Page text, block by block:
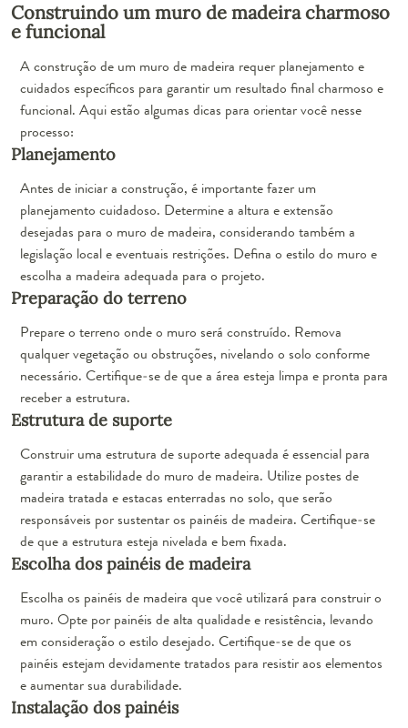
Construindo um muro de madeira charmoso
e funcional
A construção de um muro de madeira requer planejamento e
cuidados específicos para garantir um resultado final charmoso e
funcional. Aqui estão algumas dicas para orientar você nesse
processo:
Planejamento
Antes de iniciar a construção, é importante fazer um
planejamento cuidadoso. Determine a altura e extensão
desejadas para o muro de madeira, considerando também a
legislação local e eventuais restrições. Defina o estilo do muro e
escolha a madeira adequada para o projeto.
Preparação do terreno
Prepare o terreno onde o muro será construído. Remova
qualquer vegetação ou obstruções, nivelando o solo conforme
necessário. Certifique-se de que a área esteja limpa e pronta para
receber a estrutura.
Estrutura de suporte
Construir uma estrutura de suporte adequada é essencial para
garantir a estabilidade do muro de madeira. Utilize postes de
madeira tratada e estacas enterradas no solo, que serão
responsáveis por sustentar os painéis de madeira. Certifique-se
de que a estrutura esteja nivelada e bem fixada.
Escolha dos painéis de madeira
Escolha os painéis de madeira que você utilizará para construir o
muro. Opte por painéis de alta qualidade e resistência, levando
em consideração o estilo desejado. Certifique-se de que os
painéis estejam devidamente tratados para resistir aos elementos
e aumentar sua durabilidade.
Instalação dos painéis